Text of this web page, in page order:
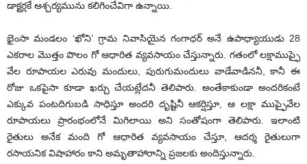
డాక్టర్లకే ఆశ్చర్యమును కలిగించేవిగా ఉన్నాయి.
భైంసా మండలం ‘ఖోని’ గ్రామ నివాసియైన గంగాధర్‌ అనే ఉపాధ్యాయుడు 28
ఎకరాల మొత్తం పొలం గో ఆధారిత వ్యవసాయం చేస్తున్నారు. గతంలో లక్షాముప్ఫై
వేల రూపాయల ఎరువు మందులు, పురుగుమందులు వాడేవాడిననీ, కానీ ఈ
రోజు ఒకపైసా కూడా ఖర్చు చేయట్లేదనీ తెలిపారు. అంతేకాకుండా అందరికంటే
ఎక్కువ పంటదిగుబడి సాధిస్తూ అందరి దృష్టినీ ఆకర్షిస్తూ, ఆ లక్షా ముప్ఫైవేల
రూపాయలు ప్రారంభంలోనే మిగిలాయి అని సంతోషంగా తెలిపారు. ఇలాంటి
రైతులు అనేక మంది గో ఆధారిత వ్యవసాయం చేస్తూ, ఆదర్శ రైతులుగా
రసాయనిక విషాహారం కాని అమృతాహారాన్ని ప్రజలకు అందిస్తున్నారు.